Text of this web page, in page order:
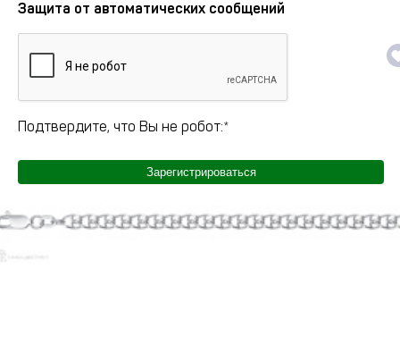
Защита от автоматических сообщений
Подтвердите, что Вы не робот:*
Зарегистрироваться